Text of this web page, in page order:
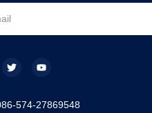
574-27869548